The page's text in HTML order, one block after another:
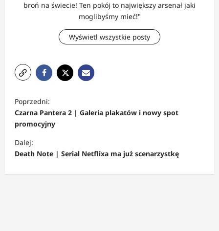
broń na świecie! Ten pokój to największy arsenał jaki
moglibyśmy mieć!"
Wyświetl wszystkie posty
o
b
a
c
z
Poprzedni:
Czarna Pantera 2 | Galeria plakatów i nowy spot
promocyjny
Dalej:
Death Note | Serial Netflixa ma już scenarzystkę